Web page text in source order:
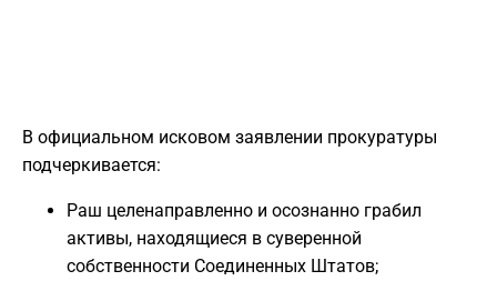
В официальном исковом заявлении прокуратуры
подчеркивается:
Раш целенаправленно и осознанно грабил
активы, находящиеся в суверенной
собственности Соединенных Штатов;